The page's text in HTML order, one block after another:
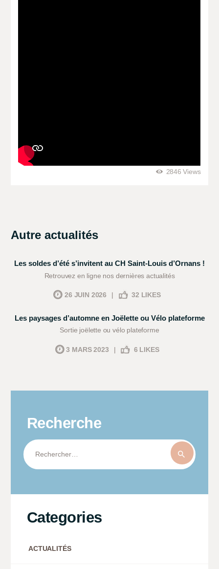
2846 Views
Autre actualités
Les soldes d’été s’invitent au CH Saint-Louis d’Ornans !
Retrouvez en ligne nos dernières actualités
26 JUIN 2026 | 32 LIKES
Les paysages d’automne en Joëlette ou Vélo plateforme
Sortie joëlette ou vélo plateforme
3 MARS 2023 | 6 LIKES
Recherche
Rechercher :
Categories
ACTUALITÉS